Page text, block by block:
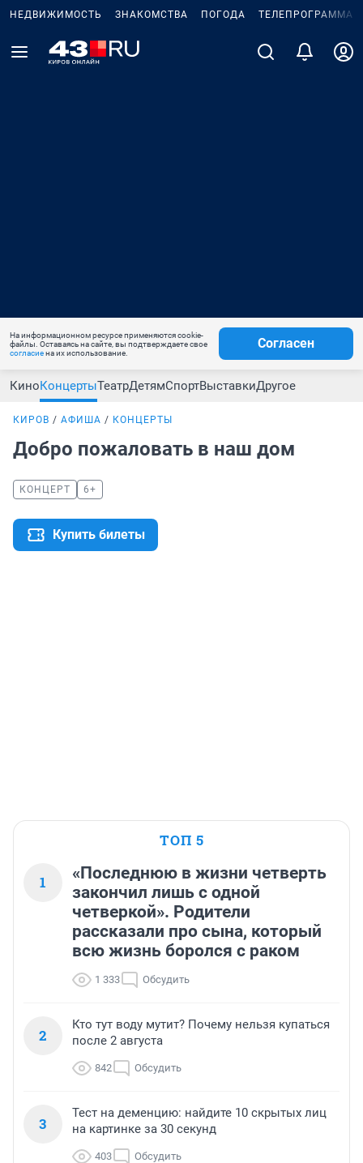
НЕДВИЖИМОСТЬ ЗНАКОМСТВА ПОГОДА ТЕЛЕПРОГРАММА
На информационном ресурсе применяются cookie-
файлы. Оставаясь на сайте, вы подтверждаете свое
согласиена их использование.
Согласен
КиноКонцертыТеатрДетямСпортВыставкиДругое
КИРОВ АФИША КОНЦЕРТЫ
Добро пожаловать в наш дом
КОНЦЕРТ 6+
Купить билеты
ТОП 5
1
«Последнюю в жизни четверть
закончил лишь с одной
четверкой». Родители
рассказали про сына, который
всю жизнь боролся с раком
1 333 Обсудить
2
Кто тут воду мутит? Почему нельзя купаться
после 2 августа
842 Обсудить
3
Тест на деменцию: найдите 10 скрытых лиц
на картинке за 30 секунд
403 Обсудить